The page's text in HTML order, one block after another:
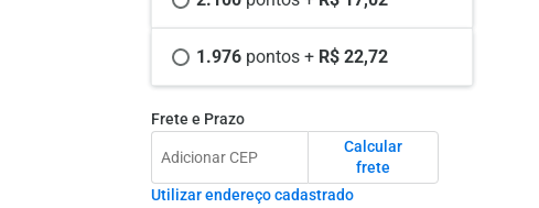
1.976 pontos + R$ 22,72
Frete e Prazo
Calcular
frete
Utilizar endereço cadastrado